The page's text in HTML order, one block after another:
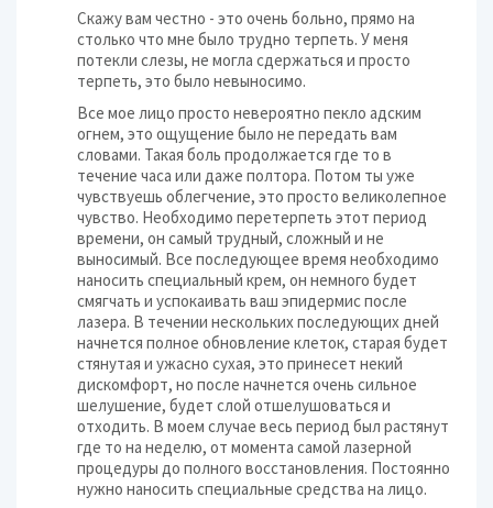
Скажу вам честно - это очень больно, прямо на
столько что мне было трудно терпеть. У меня
потекли слезы, не могла сдержаться и просто
терпеть, это было невыносимо.
Все мое лицо просто невероятно пекло адским
огнем, это ощущение было не передать вам
словами. Такая боль продолжается где то в
течение часа или даже полтора. Потом ты уже
чувствуешь облегчение, это просто великолепное
чувство. Необходимо перетерпеть этот период
времени, он самый трудный, сложный и не
выносимый. Все последующее время необходимо
наносить специальный крем, он немного будет
смягчать и успокаивать ваш эпидермис после
лазера. В течении нескольких последующих дней
начнется полное обновление клеток, старая будет
стянутая и ужасно сухая, это принесет некий
дискомфорт, но после начнется очень сильное
шелушение, будет слой отшелушоваться и
отходить. В моем случае весь период был растянут
где то на неделю, от момента самой лазерной
процедуры до полного восстановления. Постоянно
нужно наносить специальные средства на лицо.